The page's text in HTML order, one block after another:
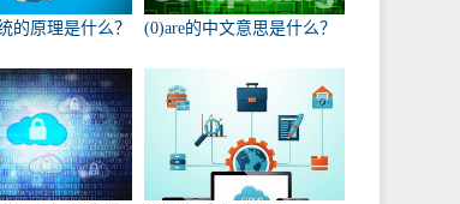
的原理是什么？ (0)are的中文意思是什么？